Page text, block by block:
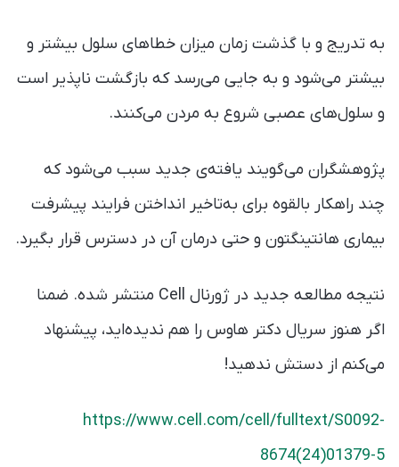
به تدریج و با گذشت زمان میزان خطاهای سلول بیشتر و
بیشتر می‌شود و به جایی می‌رسد که بازگشت ناپذیر است
و سلول‌های عصبی شروع به مردن می‌کنند.
پژوهشگران می‌گویند یافته‌ی جدید سبب می‌شود که
چند راهکار بالقوه برای به‌تاخیر انداختن فرایند پیشرفت
بیماری هانتینگتون و حتی درمان آن در دسترس قرار بگیرد.
نتیجه مطالعه جدید در ژورنال Cell منتشر شده. ضمنا
اگر هنوز سریال دکتر هاوس را هم ندیده‌اید، پیشنهاد
می‌کنم از دستش ندهید!
https://www.cell.com/cell/fulltext/S0092-
8674(24)01379-5